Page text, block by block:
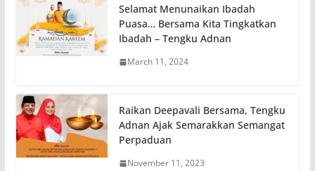
Selamat Menunaikan Ibadah
Puasa… Bersama Kita Tingkatkan
Ibadah – Tengku Adnan
March 11, 2024
Raikan Deepavali Bersama, Tengku
Adnan Ajak Semarakkan Semangat
Perpaduan
November 11, 2023